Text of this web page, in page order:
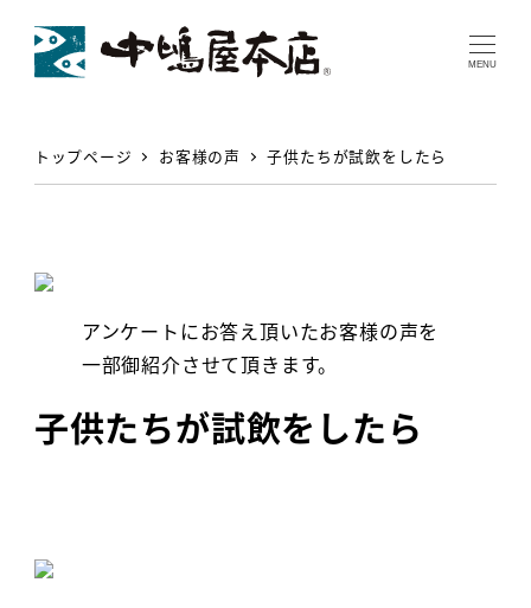
MENU
トップページ お客様の声 子供たちが試飲をしたら
アンケートにお答え頂いたお客様の声を
一部御紹介させて頂きます。
子供たちが試飲をしたら